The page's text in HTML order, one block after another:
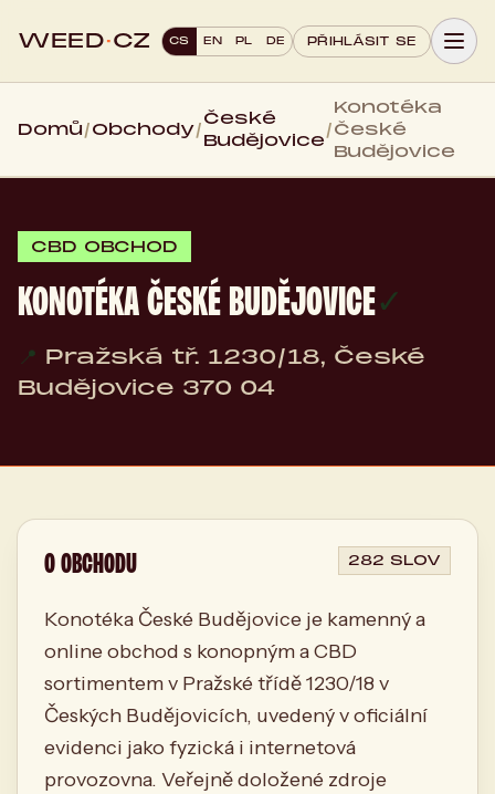
WEED·CZ CS EN PL DE PŘIHLÁSIT SE
Domů/Obchody/
České
Budějovice
/
Konotéka
České
Budějovice
CBD OBCHOD
KONOTÉKA ČESKÉ BUDĚJOVICE✓
📍 Pražská tř. 1230/18, České
Budějovice 370 04
O OBCHODU 282 SLOV
Konotéka České Budějovice je kamenný a
online obchod s konopným a CBD
sortimentem v Pražské třídě 1230/18 v
Českých Budějovicích, uvedený v oficiální
evidenci jako fyzická i internetová
provozovna. Veřejně doložené zdroje